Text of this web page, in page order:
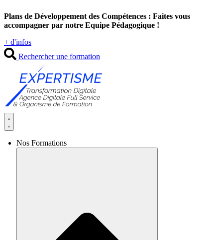
au
contenu
Plans de Développement des Compétences : Faites vous
accompagner par notre Equipe Pédagogique !
+ d'infos
Rechercher une formation
Nos Formations